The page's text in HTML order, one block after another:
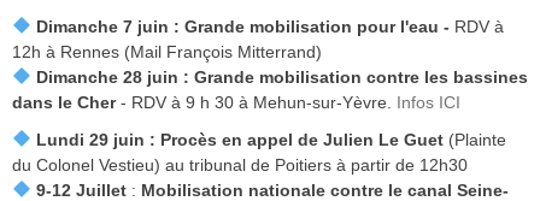
Dimanche 7 juin : Grande mobilisation pour l'eau - RDV à
12h à Rennes (Mail François Mitterrand)
Dimanche 28 juin : Grande mobilisation contre les bassines
dans le Cher- RDV à 9 h 30 à Mehun-sur-Yèvre. Infos ICI
Lundi 29 juin : Procès en appel de Julien Le Guet(Plainte
du Colonel Vestieu) au tribunal de Poitiers à partir de 12h30
9-12 Juillet: Mobilisation nationale contre le canal Seine-